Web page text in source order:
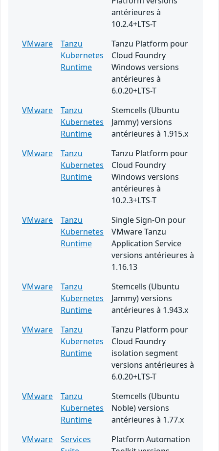
antérieures à
10.2.4+LTS-T
VMware
Tanzu
Kubernetes
Runtime
Tanzu Platform pour
Cloud Foundry
Windows versions
antérieures à
6.0.20+LTS-T
VMware
Tanzu
Kubernetes
Runtime
Stemcells (Ubuntu
Jammy) versions
antérieures à 1.915.x
VMware
Tanzu
Kubernetes
Runtime
Tanzu Platform pour
Cloud Foundry
Windows versions
antérieures à
10.2.3+LTS-T
VMware
Tanzu
Kubernetes
Runtime
Single Sign-On pour
VMware Tanzu
Application Service
versions antérieures à
1.16.13
VMware
Tanzu
Kubernetes
Runtime
Stemcells (Ubuntu
Jammy) versions
antérieures à 1.943.x
VMware
Tanzu
Kubernetes
Runtime
Tanzu Platform pour
Cloud Foundry
isolation segment
versions antérieures à
6.0.20+LTS-T
VMware
Tanzu
Kubernetes
Runtime
Stemcells (Ubuntu
Noble) versions
antérieures à 1.77.x
VMware
Services
Platform Automation